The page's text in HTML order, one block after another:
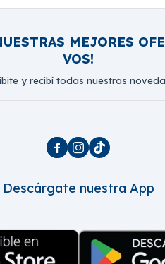
MEJORES
VOS!
y recibí todas nuestras
  
Descárgate nuestra App